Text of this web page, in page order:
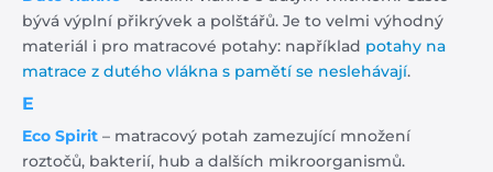
bývá výplní přikrývek a polštářů. Je to velmi výhodný
materiál i pro matracové potahy: například potahy na
matrace z dutého vlákna s pamětí se neslehávají.
E
Eco Spirit – matracový potah zamezující množení
roztočů, bakterií, hub a dalších mikroorganismů.